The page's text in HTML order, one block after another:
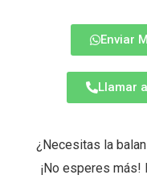
Enviar
Llamar
¿Necesitas la
¡No esperes